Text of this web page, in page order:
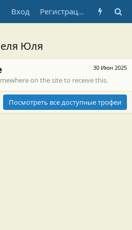
Вход Регистрация
Юля
30 Июн 2025
on the site to receive this.
Посмотреть все доступные трофеи